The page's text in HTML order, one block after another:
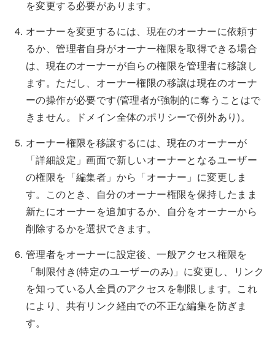
を変更する必要があります。
オーナーを変更するには、現在のオーナーに依頼す
るか、管理者自身がオーナー権限を取得できる場合
は、現在のオーナーが自らの権限を管理者に移譲し
ます。ただし、オーナー権限の移譲は現在のオーナ
ーの操作が必要です(管理者が強制的に奪うことはで
きません。ドメイン全体のポリシーで例外あり)。
オーナー権限を移譲するには、現在のオーナーが
「詳細設定」画面で新しいオーナーとなるユーザー
の権限を「編集者」から「オーナー」に変更しま
す。このとき、自分のオーナー権限を保持したまま
新たにオーナーを追加するか、自分をオーナーから
削除するかを選択できます。
管理者をオーナーに設定後、一般アクセス権限を
「制限付き(特定のユーザーのみ)」に変更し、リンク
を知っている人全員のアクセスを制限します。これ
により、共有リンク経由での不正な編集を防ぎま
す。